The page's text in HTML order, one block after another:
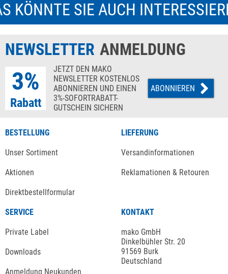
KÖNNTE SIE AUCH
NEWSLETTER ANMELDUNG
3%
Rabatt
JETZT DEN MAKO
NEWSLETTER KOSTENLOS
ABONNIEREN UND EINEN
3%-SOFORTRABATT-
GUTSCHEIN SICHERN
ABONNIEREN
BESTELLUNG
Unser Sortiment
Aktionen
Direktbestellformular
LIEFERUNG
Versandinformationen
Reklamationen & Retouren
SERVICE
Private Label
Downloads
Anmeldung Neukunden
KONTAKT
mako GmbH
Dinkelbühler Str. 20
91569 Burk
Deutschland